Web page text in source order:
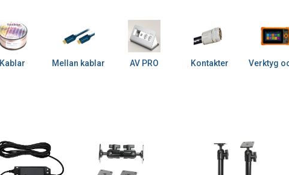
Kablar Mellan kablar AV PRO Kontakter